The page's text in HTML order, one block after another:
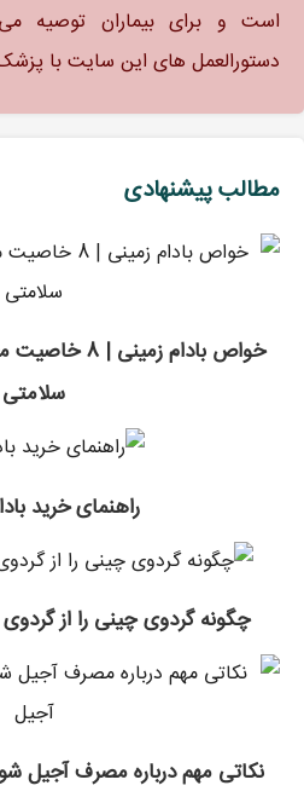
است و برای بیماران توصیه
دستورالعمل های این سایت با
مطالب پیشنهادی
خواص بادام
سلامتی
راهنمای خرید
چگونه گردوی چینی را از
نکاتی مهم درباره مصرف آجیل